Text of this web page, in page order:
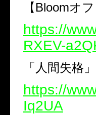
【Bloomオ
https://
RXEV-
「人間失格
https://
Iq2UA